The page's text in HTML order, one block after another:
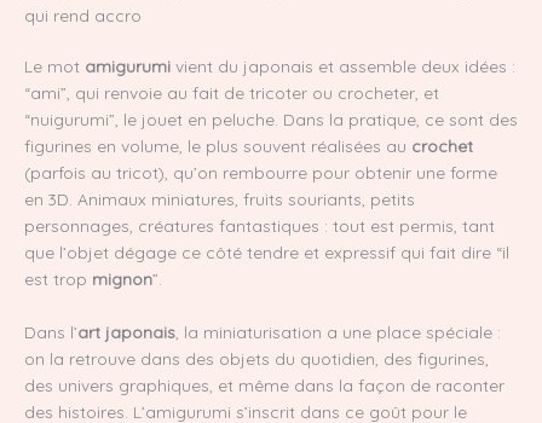
qui rend accro
Le mot amigurumi vient du japonais et assemble deux idées :
“ami”, qui renvoie au fait de tricoter ou crocheter, et
“nuigurumi”, le jouet en peluche. Dans la pratique, ce sont des
figurines en volume, le plus souvent réalisées au crochet
(parfois au tricot), qu’on rembourre pour obtenir une forme
en 3D. Animaux miniatures, fruits souriants, petits
personnages, créatures fantastiques : tout est permis, tant
que l’objet dégage ce côté tendre et expressif qui fait dire “il
est trop mignon”.
Dans l’art japonais , la miniaturisation a une place spéciale :
on la retrouve dans des objets du quotidien, des figurines,
des univers graphiques, et même dans la façon de raconter
des histoires. L’amigurumi s’inscrit dans ce goût pour le